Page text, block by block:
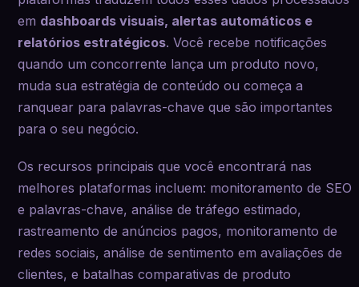
em dashboards visuais, alertas automáticos e
relatórios estratégicos. Você recebe notificações
quando um concorrente lança um produto novo,
muda sua estratégia de conteúdo ou começa a
ranquear para palavras-chave que são importantes
para o seu negócio.
Os recursos principais que você encontrará nas
melhores plataformas incluem: monitoramento de SEO
e palavras-chave, análise de tráfego estimado,
rastreamento de anúncios pagos, monitoramento de
redes sociais, análise de sentimento em avaliações de
clientes, e batalhas comparativas de produto